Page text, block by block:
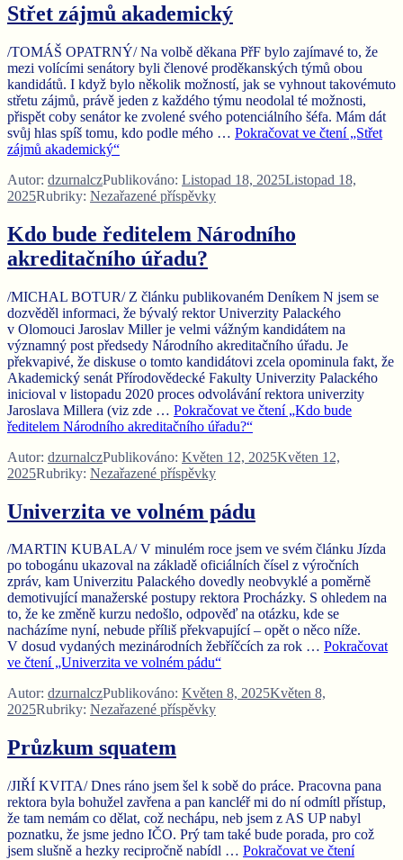
Střet zájmů akademický
/TOMÁŠ OPATRNÝ/ Na volbě děkana PřF bylo zajímavé to, že
mezi volícími senátory byli členové proděkanských týmů obou
kandidátů. I když bylo několik možností, jak se vyhnout takovémuto
střetu zájmů, právě jeden z každého týmu neodolal té možnosti,
přispět coby senátor ke zvolené svého potenciálního šéfa. Mám dát
svůj hlas spíš tomu, kdo podle mého … Pokračovat ve čtení„Střet
zájmů akademický“
Autor: dzurnalczPublikováno: Listopad 18, 2025Listopad 18,
2025Rubriky: Nezařazené příspěvky
Kdo bude ředitelem Národního
akreditačního úřadu?
/MICHAL BOTUR/ Z článku publikovaném Deníkem N jsem se
dozvěděl informaci, že bývalý rektor Univerzity Palackého
v Olomouci Jaroslav Miller je velmi vážným kandidátem na
významný post předsedy Národního akreditačního úřadu. Je
překvapivé, že diskuse o tomto kandidátovi zcela opominula fakt, že
Akademický senát Přírodovědecké Fakulty Univerzity Palackého
inicioval v listopadu 2020 proces odvolávání rektora univerzity
Jaroslava Millera (viz zde … Pokračovat ve čtení„Kdo bude
ředitelem Národního akreditačního úřadu?“
Autor: dzurnalczPublikováno: Květen 12, 2025Květen 12,
2025Rubriky: Nezařazené příspěvky
Univerzita ve volném pádu
/MARTIN KUBALA/ V minulém roce jsem ve svém článku Jízda
po tobogánu ukazoval na základě oficiálních čísel z výročních
zpráv, kam Univerzitu Palackého dovedly neobvyklé a poměrně
demotivující manažerské postupy rektora Procházky. S ohledem na
to, že ke změně kurzu nedošlo, odpověď na otázku, kde se
nacházíme nyní, nebude příliš překvapující – opět o něco níže.
V dosud vydaných mezinárodních žebříčcích za rok … Pokračovat
ve čtení„Univerzita ve volném pádu“
Autor: dzurnalczPublikováno: Květen 8, 2025Květen 8,
2025Rubriky: Nezařazené příspěvky
Průzkum squatem
/JIŘÍ KVITA/ Dnes ráno jsem šel k sobě do práce. Pracovna pana
rektora byla bohužel zavřena a pan kancléř mi do ní odmítl přístup,
že tam nemám co dělat, což nechápu, neb jsem z AS UP nabyl
poznatku, že jsme jedno IČO. Prý tam také bude porada, pro což
jsem slušně a hezky recipročně nabídl … Pokračovat ve čtení